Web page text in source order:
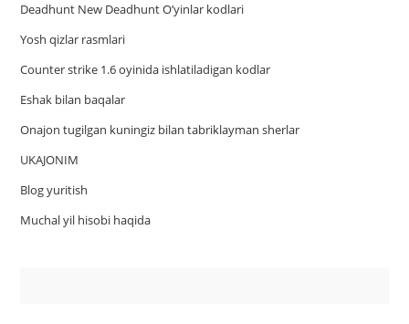
Deadhunt New Deadhunt O’yinlar kodlari
Yosh qizlar rasmlari
Counter strike 1.6 oyinida ishlatiladigan kodlar
Eshak bilan baqalar
Onajon tugilgan kuningiz bilan tabriklayman sherlar
UKAJONIM
Blog yuritish
Muchal yil hisobi haqida